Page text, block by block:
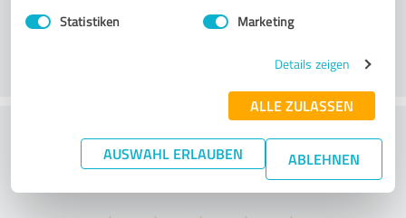
Statistiken Marketing
Details zeigen
ALLE ZULASSEN
AUSWAHL ERLAUBEN ABLEHNEN
What do you think of the price to
performance ratio?